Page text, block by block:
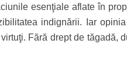
esenţiale aflate în
indignării. Iar
Fără drept de tăgadă,